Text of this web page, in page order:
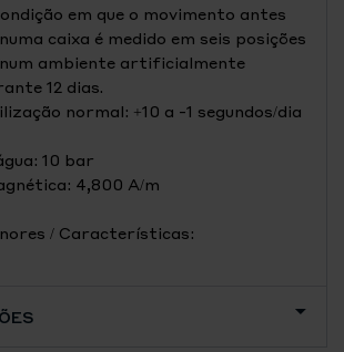
em que o movimento antes
caixa é medido em seis posições
ambiente artificialmente
12 dias.
normal: +10 a -1 segundos/dia
10 bar
4,800 A/m
/ Características: